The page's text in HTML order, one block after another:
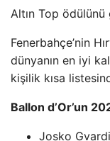
Altın Top ödülünü
Fenerbahçe’nin
dünyanın en iyi
kişilik kısa
Ballon d’Or’un
Josko